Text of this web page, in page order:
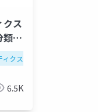
クス
類、
ー
クス
6.5K